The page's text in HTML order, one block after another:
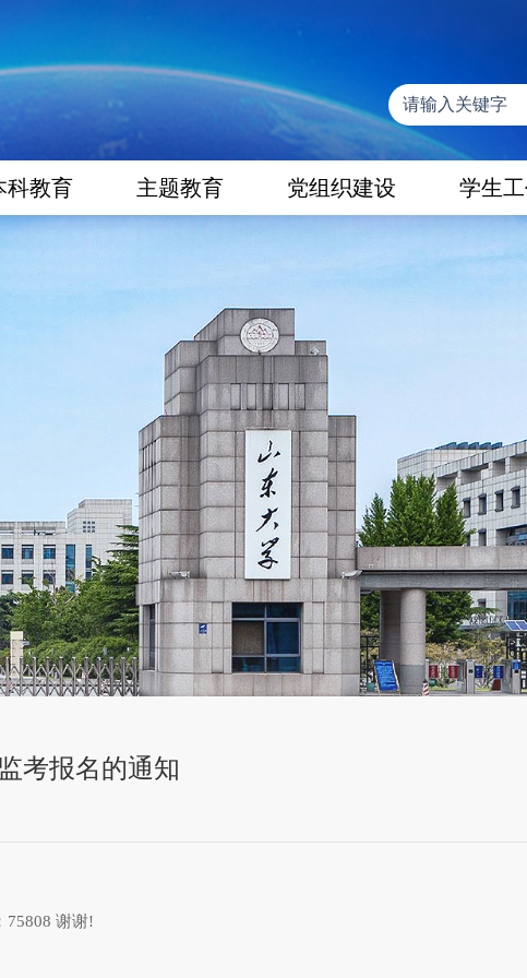
科教育 主题教育 党组织建设 学生
考报名的通知
75808 谢谢!